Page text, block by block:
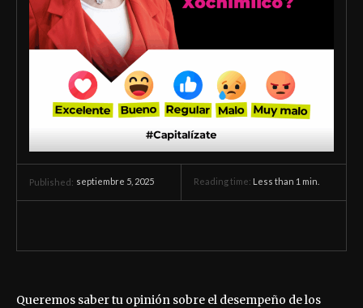
Published: septiembre 5, 2025 Reading time: Less than 1 min.
Queremos saber tu opinión sobre el desempeño de los